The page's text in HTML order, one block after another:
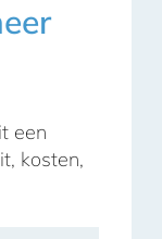
een
kosten,